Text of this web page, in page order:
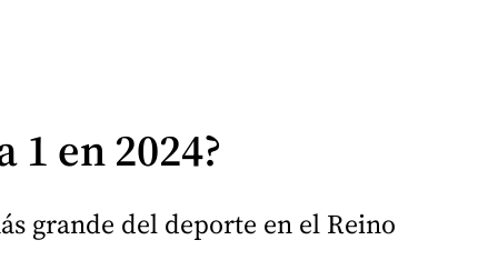
en 2024?
grande del deporte en el Reino